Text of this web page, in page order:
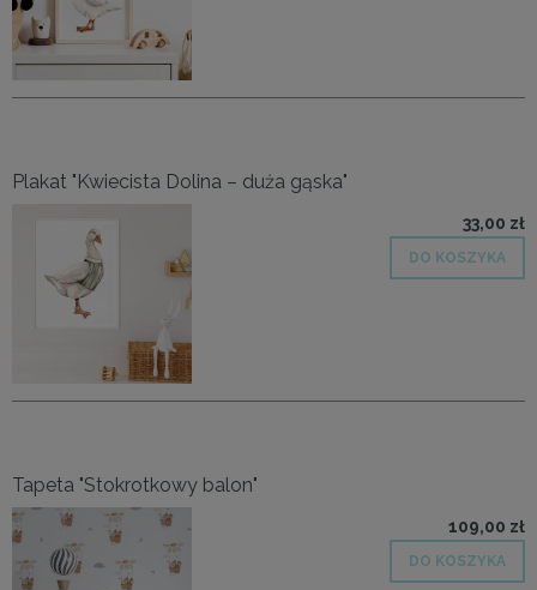
Plakat "Kwiecista Dolina – duża gąska"
33,00 zł
DO KOSZYKA
Tapeta "Stokrotkowy balon"
109,00 zł
DO KOSZYKA